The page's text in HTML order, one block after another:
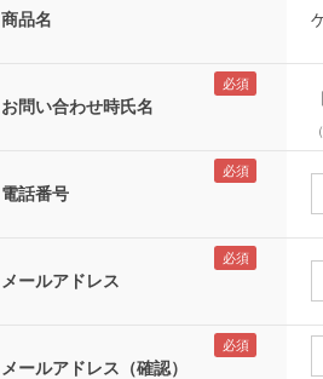
商品名
お問い合わせ時氏名
電話番号
メールアドレス
メールアドレス（確認）